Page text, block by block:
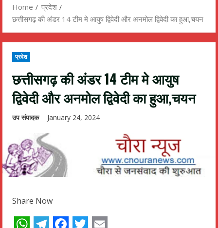
Home
प्रदेश
छत्तीसगढ़ की अंडर 14 टीम मे आयुष द्विवेदी और अनमोल द्विवेदी का हुआ,चयन
प्रदेश
छत्तीसगढ़ की अंडर 14 टीम मे आयुष
द्विवेदी और अनमोल द्विवेदी का हुआ,चयन
उप संपादक January 24, 2024
Share Now